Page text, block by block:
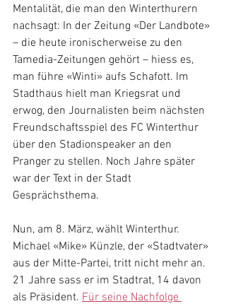
Mentalität, die man den Winterthurern
nachsagt: In der Zeitung «Der Landbote»
– die heute ironischerweise zu den
Tamedia-Zeitungen gehört – hiess es,
man führe «Winti» aufs Schafott. Im
Stadthaus hielt man Kriegsrat und
erwog, den Journalisten beim nächsten
Freundschaftsspiel des FC Winterthur
über den Stadionspeaker an den
Pranger zu stellen. Noch Jahre später
war der Text in der Stadt
Gesprächsthema.
Nun, am 8. März, wählt Winterthur.
Michael «Mike» Künzle, der «Stadtvater»
aus der Mitte-Partei, tritt nicht mehr an.
21 Jahre sass er im Stadtrat, 14 davon
als Präsident. Für seine Nachfolge